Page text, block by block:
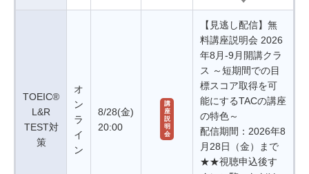
TOEIC®
L&R
TEST対
策
オ
ン
ラ
イ
ン
8/28(金)
20:00
講
座
説
明
会
【見逃し配信】無
料講座説明会 2026
年8月-9月開講クラ
ス ～短期間での目
標スコア取得を可
能にするTACの講座
の特色～
配信期間：2026年8
月28日（金）まで
★★視聴申込後す